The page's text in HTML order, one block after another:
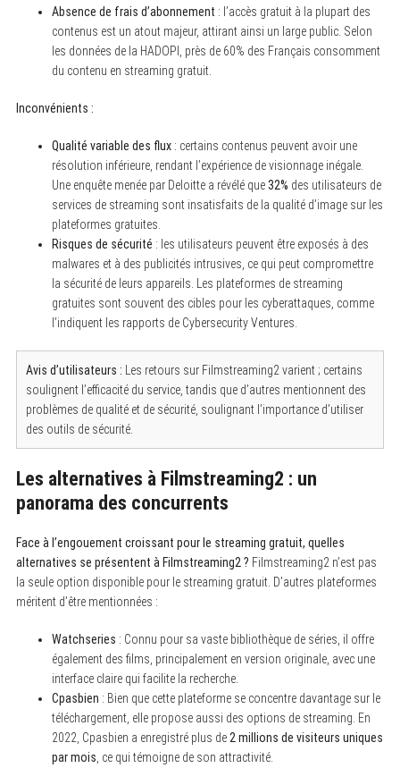
Absence de frais d’abonnement : l’accès gratuit à la plupart des
contenus est un atout majeur, attirant ainsi un large public. Selon
les données de la HADOPI, près de 60% des Français consomment
du contenu en streaming gratuit.
Inconvénients :
Qualité variable des flux: certains contenus peuvent avoir une
résolution inférieure, rendant l’expérience de visionnage inégale.
Une enquête menée par Deloitte a révélé que32% des utilisateurs de
services de streaming sont insatisfaits de la qualité d’image sur les
plateformes gratuites.
Risques de sécurité : les utilisateurs peuvent être exposés à des
malwares et à des publicités intrusives, ce qui peut compromettre
la sécurité de leurs appareils. Les plateformes de streaming
gratuites sont souvent des cibles pour les cyberattaques, comme
l’indiquent les rapports de Cybersecurity Ventures.
Avis d’utilisateurs : Les retours sur Filmstreaming2 varient ; certains
soulignent l’efficacité du service, tandis que d’autres mentionnent des
problèmes de qualité et de sécurité, soulignant l’importance d’utiliser
des outils de sécurité.
Les alternatives à Filmstreaming2 : un
panorama des concurrents
Face à l’engouement croissant pour le streaming gratuit, quelles
alternatives se présentent à Filmstreaming2 ? Filmstreaming2 n’est pas
la seule option disponible pour le streaming gratuit. D’autres plateformes
méritent d’être mentionnées :
Watchseries : Connu pour sa vaste bibliothèque de séries, il offre
également des films, principalement en version originale, avec une
interface claire qui facilite la recherche.
Cpasbien : Bien que cette plateforme se concentre davantage sur le
téléchargement, elle propose aussi des options de streaming. En
2022, Cpasbien a enregistré plus de 2 millions de visiteurs uniques
par mois , ce qui témoigne de son attractivité.